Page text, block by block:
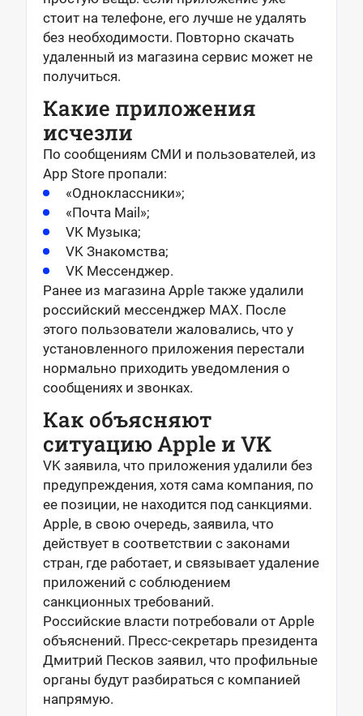
стоит на телефоне, его лучше не удалять
без необходимости. Повторно скачать
удаленный из магазина сервис может не
получиться.
Какие приложения
исчезли
По сообщениям СМИ и пользователей, из
App Store пропали:
«Одноклассники»;
«Почта Mail»;
VK Музыка;
VK Знакомства;
VK Мессенджер.
Ранее из магазина Apple также удалили
российский мессенджер MAX. После
этого пользователи жаловались, что у
установленного приложения перестали
нормально приходить уведомления о
сообщениях и звонках.
Как объясняют
ситуацию Apple и VK
VK заявила, что приложения удалили без
предупреждения, хотя сама компания, по
ее позиции, не находится под санкциями.
Apple, в свою очередь, заявила, что
действует в соответствии с законами
стран, где работает, и связывает удаление
приложений с соблюдением
санкционных требований.
Российские власти потребовали от Apple
объяснений. Пресс-секретарь президента
Дмитрий Песков заявил, что профильные
органы будут разбираться с компанией
напрямую.